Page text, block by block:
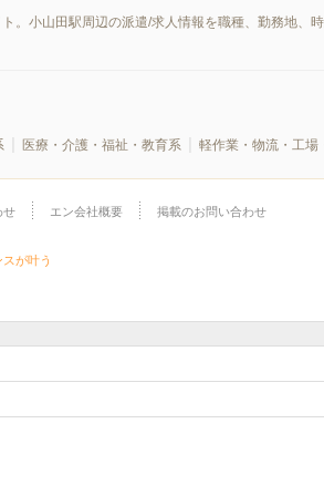
。小山田駅周辺の派遣/求人情報を職種、勤務地、
医療・介護・福祉・教育系 軽作業・物流・工場
せ エン会社概要 掲載のお問い合わせ
が叶う